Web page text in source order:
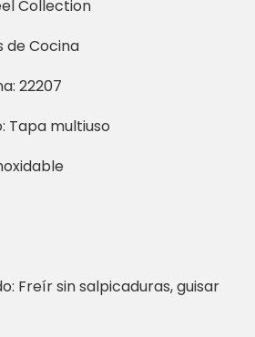
Collection
de Cocina
22207
Tapa multiuso
Freír sin salpicaduras, guisar